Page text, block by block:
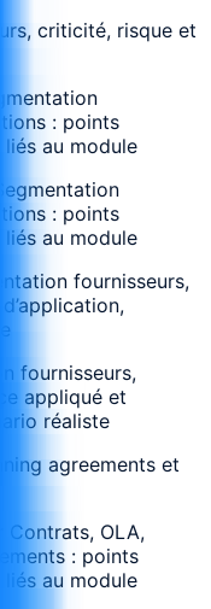
criticité, risque et
: points
liés au module
: points
liés au module
fournisseurs,
fournisseurs,
appliqué et
réaliste
agreements et
Contrats, OLA,
: points
liés au module